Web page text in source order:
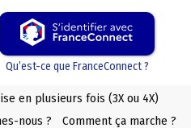
Qu’est-ce que FranceConnect ?
en plusieurs fois (3X ou 4X)
nous ?
Comment ça marche ?